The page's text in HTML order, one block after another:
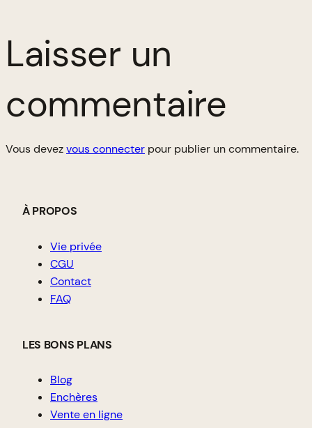
Laisser un
commentaire
Vous devezvous connecter pour publier un commentaire.
À PROPOS
Vie privée
CGU
Contact
FAQ
LES BONS PLANS
Blog
Enchères
Vente en ligne